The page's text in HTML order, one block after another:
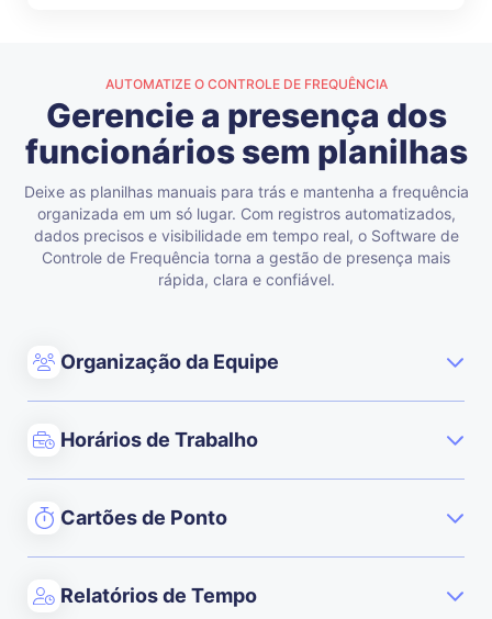
AUTOMATIZE O CONTROLE DE FREQUÊNCIA
Gerencie a presença dos
funcionários sem planilhas
Deixe as planilhas manuais para trás e mantenha a frequência
organizada em um só lugar. Com registros automatizados,
dados precisos e visibilidade em tempo real, o Software de
Controle de Frequência torna a gestão de presença mais
rápida, clara e confiável.
Organização da Equipe
Horários de Trabalho
Cartões de Ponto
Relatórios de Tempo